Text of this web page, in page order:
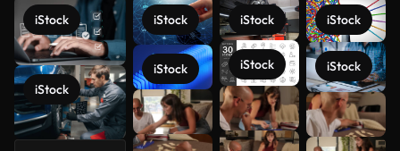
iStock
iStock
iStock
iStock
iStock
iStock
iStock
iStock
Veja mais